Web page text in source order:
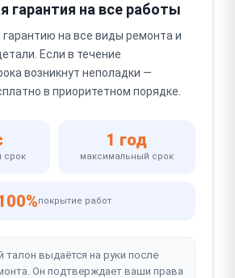
гарантия на все работы
на все виды ремонта и
Если в течение
возникнут неполадки —
в приоритетном порядке.
срок
1 год
максимальный срок
покрытие работ
талон выдаётся на руки после
Он подтверждает ваши права